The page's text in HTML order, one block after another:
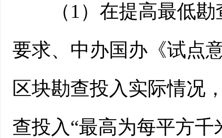
（1）在提高最低勘
要求、中办国办《试点
区块勘查投入实际情况
查投入“最高为每平方